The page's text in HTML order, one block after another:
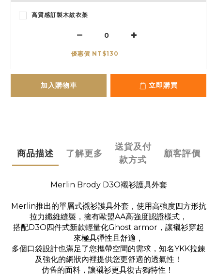
高質感訂製木紋衣架
優惠價 NT$130
加入購物車 立即購買
商品描述 了解更多
送貨及付
款方式
顧客評價
Merlin Brody D3O襯衫護具外套
Merlin推出的單層式襯衫護具外套，使用高強度四方形抗
拉力纖維縫製，擁有歐盟AA高強度認證樣式，
搭配D3O四件式新款輕量化Ghost armor，讓襯衫穿起
來極具彈性且舒適，
多個口袋設計也滿足了您攜帶空間的需求，知名YKK拉鍊
及強化的網狀內裡提供您更舒適的透氣性！
仿舊的面料，讓襯衫更具復古獨特性！